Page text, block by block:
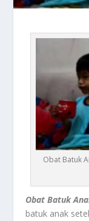
Obat Batuk
Obat Batuk
batuk anak